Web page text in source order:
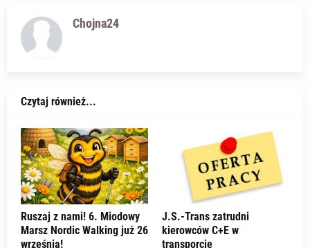
Chojna24
Czytaj również...
Ruszaj z nami! 6. Miodowy
Marsz Nordic Walking już 26
września!
J.S.-Trans zatrudni
kierowców C+E w
transporcie